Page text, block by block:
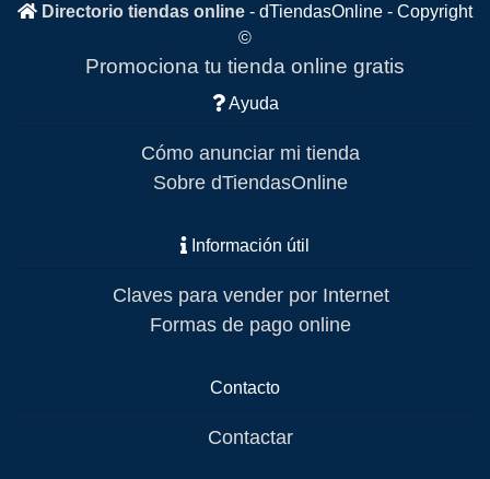
Directorio tiendas online - dTiendasOnline - Copyright
©
Promociona tu tienda online gratis
Ayuda
Cómo anunciar mi tienda
Sobre dTiendasOnline
Información útil
Claves para vender por Internet
Formas de pago online
Contacto
Contactar